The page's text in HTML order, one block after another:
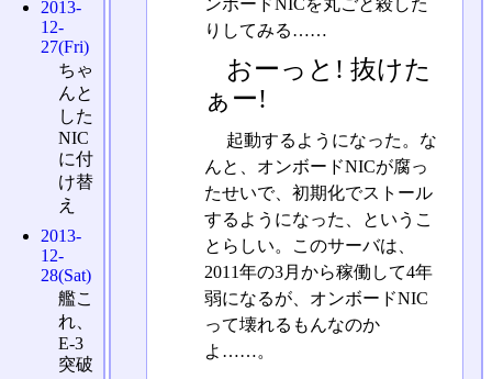
りしてみる……
おーっと! 抜けた
ぁー!
起動するようになった。な
んと、オンボードNICが腐っ
たせいで、初期化でストール
するようになった、というこ
とらしい。このサーバは、
2011年の3月から稼働して4年
弱になるが、オンボードNIC
って壊れるもんなのか
よ……。
2013-
12-
27(Fri)
ちゃ
んと
した
NIC
に付
け替
え
2013-
12-
28(Sat)
艦こ
れ、
E-3
突破